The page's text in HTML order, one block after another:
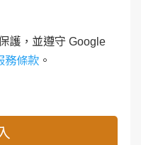
護，並遵守 Google
務條款 。